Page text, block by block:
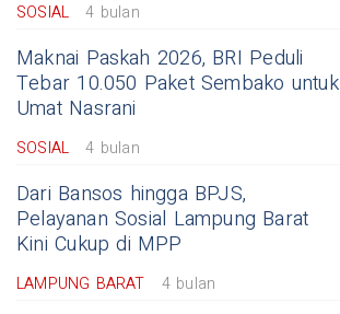
SOSIAL 4 bulan
Maknai Paskah 2026, BRI Peduli
Tebar 10.050 Paket Sembako untuk
Umat Nasrani
SOSIAL 4 bulan
Dari Bansos hingga BPJS,
Pelayanan Sosial Lampung Barat
Kini Cukup di MPP
LAMPUNG BARAT 4 bulan